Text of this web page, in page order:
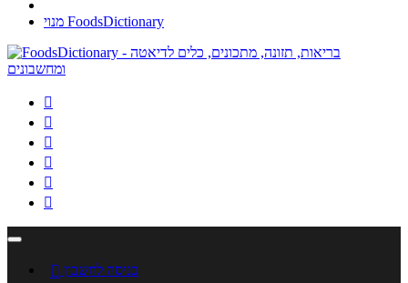
מנוי FoodsDictionary






 כניסה לחשבון